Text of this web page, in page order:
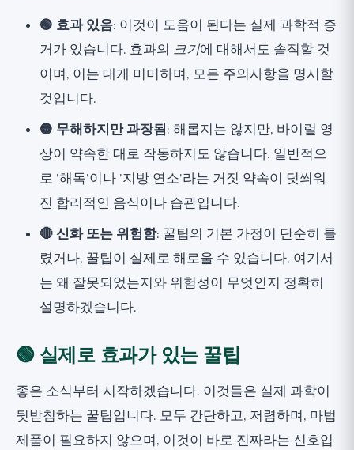
🟢 효과 있음: 이것이 도움이 된다는 실제 과학적 증
거가 있습니다. 효과의 크기에 대해서도 솔직할 것
이며, 이는 대개 미미하며, 모든 주의사항을 명시할
것입니다.
🟡 무해하지만 과장됨 : 해롭지는 않지만, 바이럴 영
상이 약속한 대로 작동하지도 않습니다. 일반적으
로 '해독'이나 '지방 연소'라는 거짓 약속이 덧씌워
진 합리적인 음식이나 습관입니다.
🔴 신화 또는 위험함: 꿀팁의 기본 가정이 단순히 틀
렸거나, 꿀팁이 실제로 해로울 수 있습니다. 여기서
는 왜 잘못되었는지와 위험성이 무엇인지 정확히
설명하겠습니다.
🟢 실제로 효과가 있는 꿀팁
좋은 소식부터 시작하겠습니다. 이것들은 실제 과학이
뒷받침하는 꿀팁입니다. 모두 간단하고, 저렴하며, 마법
제품이 필요하지 않으며, 이것이 바로 진짜라는 신호입